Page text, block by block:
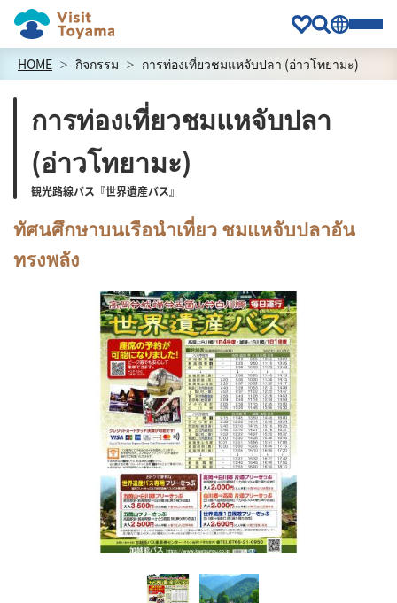
HOME กิจกรรม การท่องเที่ยวชมแหจับปลา (อ่าวโทยามะ)
การท่องเที่ยวชมแหจับปลา
(อ่าวโทยามะ)
観光路線バス『世界遺産バス』
ทัศนศึกษาบนเรือนำเที่ยว ชมแหจับปลาอัน
ทรงพลัง